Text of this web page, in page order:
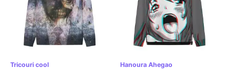
Tricouri cool Hanoura Ahegao